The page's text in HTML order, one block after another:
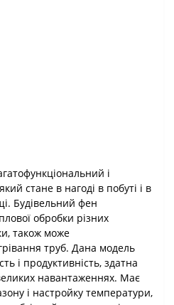
і
стане в нагоді в побуті і в
Будівельний фен
обробки різних
також може
труб. Дана модель
і продуктивність, здатна
навантаженнях. Має
і настройку температури,